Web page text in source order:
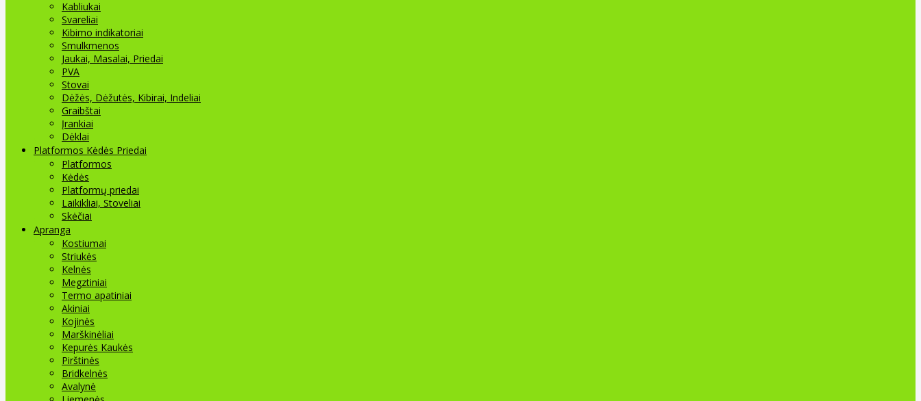
Kabliukai
Svareliai
Kibimo indikatoriai
Smulkmenos
Jaukai, Masalai, Priedai
PVA
Stovai
Dėžės, Dėžutės, Kibirai, Indeliai
Graibštai
Įrankiai
Dėklai
Platformos Kėdės Priedai
Platformos
Kėdės
Platformų priedai
Laikikliai, Stoveliai
Skėčiai
Apranga
Kostiumai
Striukės
Kelnės
Megztiniai
Termo apatiniai
Akiniai
Kojinės
Marškinėliai
Kepurės Kaukės
Pirštinės
Bridkelnės
Avalynė